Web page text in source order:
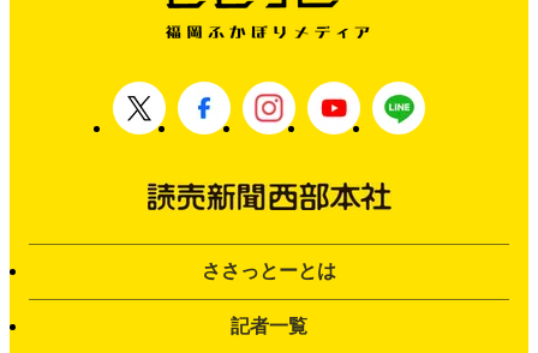
ささっとーとは
記者一覧